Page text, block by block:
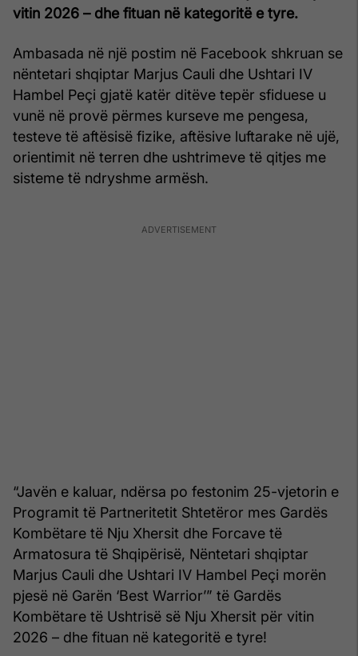
vitin 2026 – dhe fituan në kategoritë e tyre.
Ambasada në një postim në Facebook shkruan se
nëntetari shqiptar Marjus Cauli dhe Ushtari IV
Hambel Peçi gjatë katër ditëve tepër sfiduese u
vunë në provë përmes kurseve me pengesa,
testeve të aftësisë fizike, aftësive luftarake në ujë,
orientimit në terren dhe ushtrimeve të qitjes me
sisteme të ndryshme armësh.
“Javën e kaluar, ndërsa po festonim 25-vjetorin e
Programit të Partneritetit Shtetëror mes Gardës
Kombëtare të Nju Xhersit dhe Forcave të
Armatosura të Shqipërisë, Nëntetari shqiptar
Marjus Cauli dhe Ushtari IV Hambel Peçi morën
pjesë në Garën ‘Best Warrior’” të Gardës
Kombëtare të Ushtrisë së Nju Xhersit për vitin
2026 – dhe fituan në kategoritë e tyre!